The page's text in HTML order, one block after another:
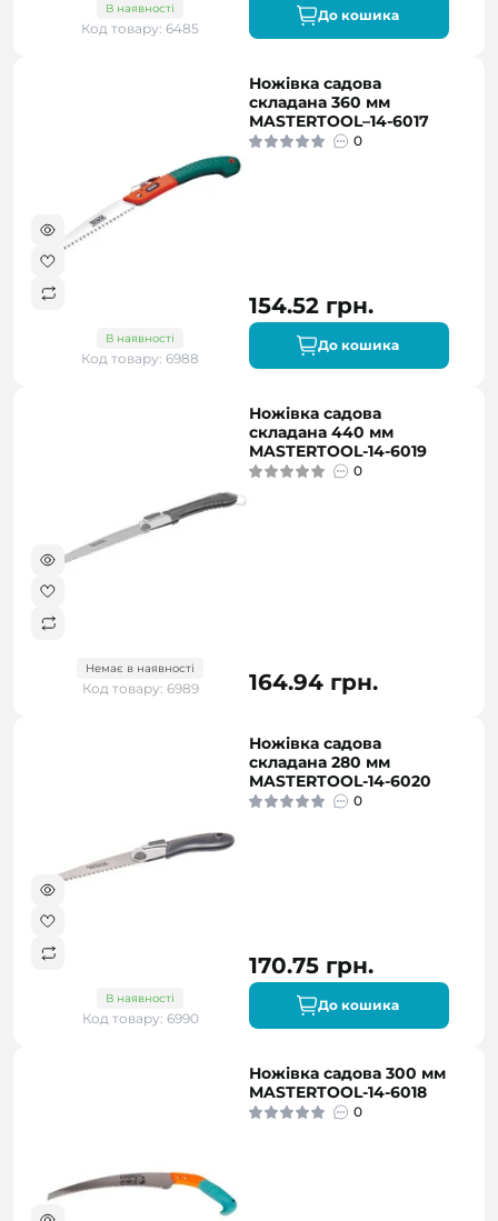
В наявності
Код товару: 6485
До кошика
В наявності
Код товару: 6988
Ножівка садова
складана 360 мм
MASTERTOOL–14-6017
0
154.52 грн.
До кошика
Немає в наявності
Код товару: 6989
Ножівка садова
складана 440 мм
MASTERTOOL-14-6019
0
164.94 грн.
В наявності
Код товару: 6990
Ножівка садова
складана 280 мм
MASTERTOOL-14-6020
0
170.75 грн.
До кошика
Ножівка садова 300 мм
MASTERTOOL-14-6018
0